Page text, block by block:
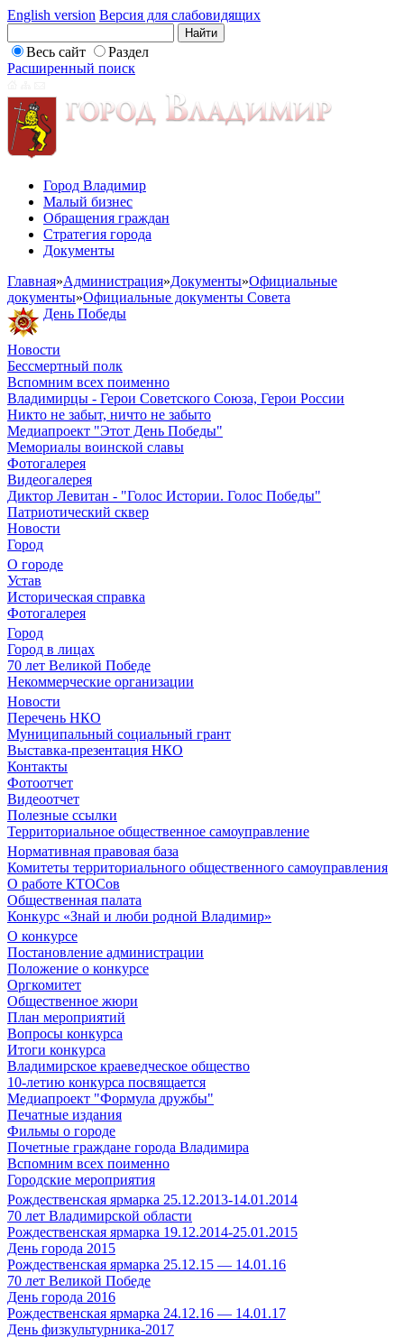
English version Версия для слабовидящих
Весь сайт
Раздел
Расширенный поиск
Город Владимир
Малый бизнес
Обращения граждан
Стратегия города
Документы
Главная»Администрация»Документы»Официальные
документы»Официальные документы Совета
День Победы
Новости
Бессмертный полк
Вспомним всех поименно
Владимирцы - Герои Советского Союза, Герои России
Никто не забыт, ничто не забыто
Медиапроект "Этот День Победы"
Мемориалы воинской славы
Фотогалерея
Видеогалерея
Диктор Левитан - "Голос Истории. Голос Победы"
Патриотический сквер
Новости
Город
О городе
Устав
Историческая справка
Фотогалерея
Город
Город в лицах
70 лет Великой Победе
Некоммерческие организации
Новости
Перечень НКО
Муниципальный социальный грант
Выставка-презентация НКО
Контакты
Фотоотчет
Видеоотчет
Полезные ссылки
Территориальное общественное самоуправление
Нормативная правовая база
Комитеты территориального общественного самоуправления
О работе КТОСов
Общественная палата
Конкурс «Знай и люби родной Владимир»
О конкурсе
Постановление администрации
Положение о конкурсе
Оргкомитет
Общественное жюри
План мероприятий
Вопросы конкурса
Итоги конкурса
Владимирское краеведческое общество
10-летию конкурса посвящается
Медиапроект "Формула дружбы"
Печатные издания
Фильмы о городе
Почетные граждане города Владимира
Вспомним всех поименно
Городские мероприятия
Рождественская ярмарка 25.12.2013-14.01.2014
70 лет Владимирской области
Рождественская ярмарка 19.12.2014-25.01.2015
День города 2015
Рождественская ярмарка 25.12.15 — 14.01.16
70 лет Великой Победе
День города 2016
Рождественская ярмарка 24.12.16 — 14.01.17
День физкультурника-2017